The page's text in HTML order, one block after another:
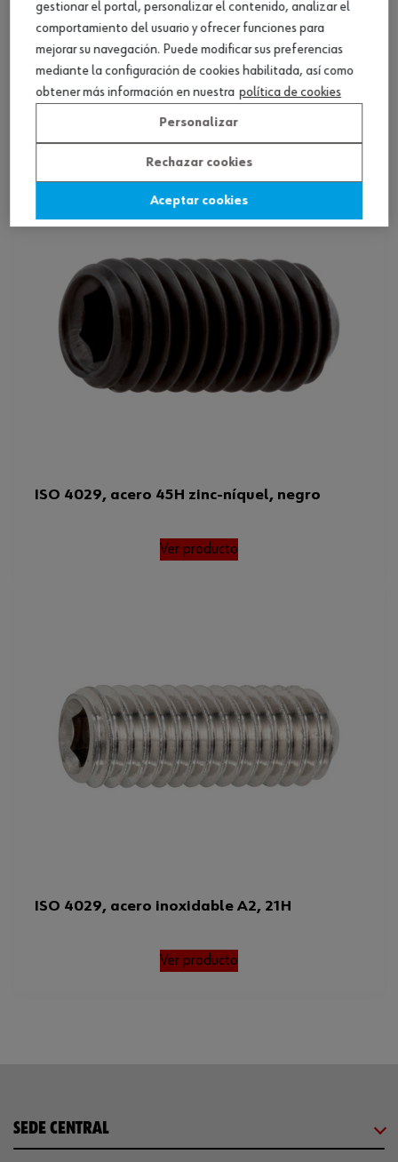
WN 4029 acero 8,8 zincado
ISO 4029, acero 45H zinc-níquel, negro
Ver producto
ISO 4029, acero inoxidable A2, 21H
Ver producto
SEDE CENTRAL
gestionar el portal, personalizar el contenido, analizar el
comportamiento del usuario y ofrecer funciones para
mejorar su navegación. Puede modificar sus preferencias
mediante la configuración de cookies habilitada, así como
obtener más información en nuestra política de cookies
Personalizar
Rechazar cookies
Aceptar cookies